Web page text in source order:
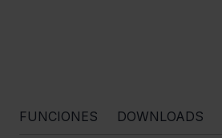
FUNCIONES DOWNLOADS